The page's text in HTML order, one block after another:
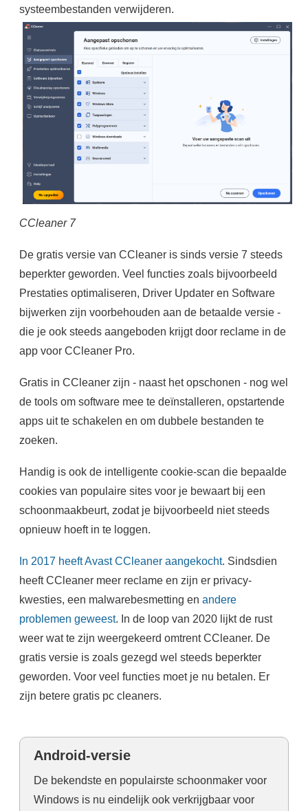
systeembestanden verwijderen.
CCleaner 7
De gratis versie van CCleaner is sinds versie 7 steeds
beperkter geworden. Veel functies zoals bijvoorbeeld
Prestaties optimaliseren, Driver Updater en Software
bijwerken zijn voorbehouden aan de betaalde versie -
die je ook steeds aangeboden krijgt door reclame in de
app voor CCleaner Pro.
Gratis in CCleaner zijn - naast het opschonen - nog wel
de tools om software mee te deïnstalleren, opstartende
apps uit te schakelen en om dubbele bestanden te
zoeken.
Handig is ook de intelligente cookie-scan die bepaalde
cookies van populaire sites voor je bewaart bij een
schoonmaakbeurt, zodat je bijvoorbeeld niet steeds
opnieuw hoeft in te loggen.
In 2017 heeft Avast CCleaner aangekocht. Sindsdien
heeft CCleaner meer reclame en zijn er privacy-
kwesties, een malwarebesmetting en andere
problemen geweest. In de loop van 2020 lijkt de rust
weer wat te zijn weergekeerd omtrent CCleaner. De
gratis versie is zoals gezegd wel steeds beperkter
geworden. Voor veel functies moet je nu betalen. Er
zijn betere gratis pc cleaners.
Android-versie
De bekendste en populairste schoonmaker voor
Windows is nu eindelijk ook verkrijgbaar voor